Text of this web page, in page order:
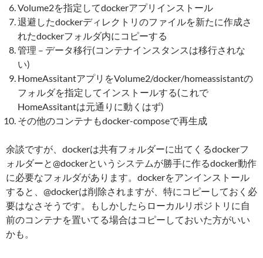
Volume2を指定してdockerアプリインストール
退避したdockerディレクトリのファイルを新たに作成さ
れたdockerフォルダ内にコピーする
管理 – データ移行(コンテナインスタンスは移行されな
い)
HomeAssitantアプリをVolume2/docker/homeassistantの
フォルダを指定してインストールする(これで
HomeAssitantは元通りに動くはず)
その他のコンテナもdocker-composeで再生成
余談ですが、dockerは共有フォルダーに出てくるdockerフ
ォルダーと@dockerというシステムが勝手に作るdocker動作
に必要なフォルダがあります。dockerをアンインストール
すると、@dockerは削除されますが、特にコピーしておく必
要はなさそうです。もしかしたらローカルリポジトリに自
前のコンテナを置いてる場合はコピーしておいた方がいい
かも。